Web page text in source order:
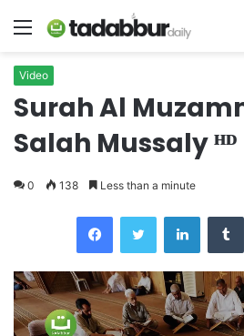
Menu
Video
Surah Al
Salah Mussaly ᴴᴰ
0 138 Less than a minute
LinkedIn